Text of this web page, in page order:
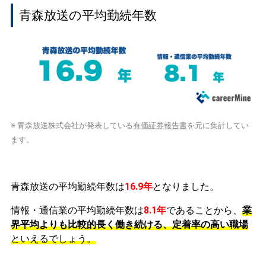
青森放送の平均勤続年数
※ 青森放送株式会社が発表している有価証券報告書を元に集計してい
ます。
青森放送の平均勤続年数は16.9年となりました。
情報・通信業の平均勤続年数は8.1年であることから、 業
界平均よりも比較的長く働き続ける、定着率の高い職場
といえるでしょう。